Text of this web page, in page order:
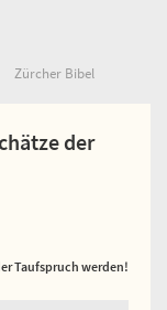
Zürcher Bibel
der
Taufspruch werden!